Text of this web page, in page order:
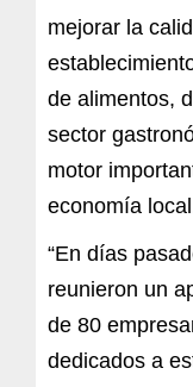
mejorar la
de alimentos,
sector
motor
economía
“En días
reunieron un
de 80
dedicados a